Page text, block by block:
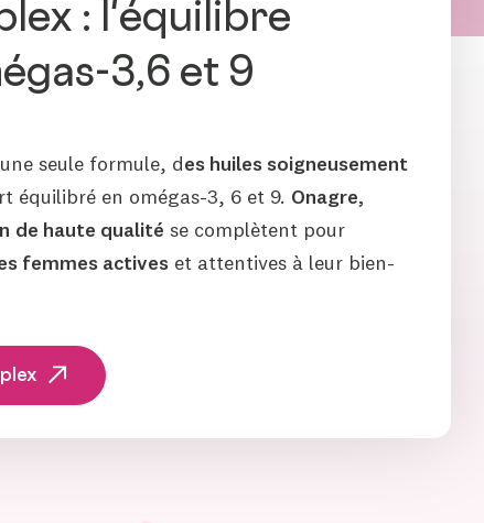
: l'équilibre
3,6 et 9
seule formule, des huiles soigneusement
équilibré en omégas-3, 6 et 9. Onagre,
de haute qualité se complètent pour
femmes actives et attentives à leur bien-